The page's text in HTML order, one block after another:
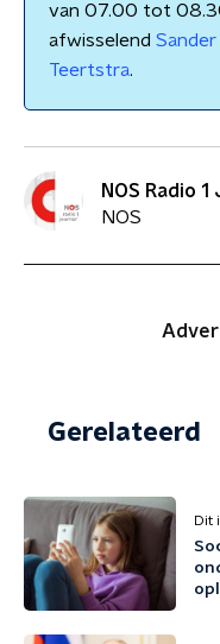
van 07.00 tot
afwisselend
Teertstra.
NOS Radio 1
NOS
Gerelateerd
Dit